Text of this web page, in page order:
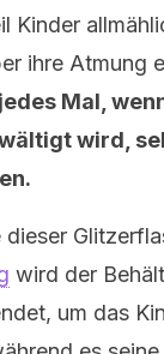
Kinder
ihre Atmung
Mal,
wird,
wird der
um das